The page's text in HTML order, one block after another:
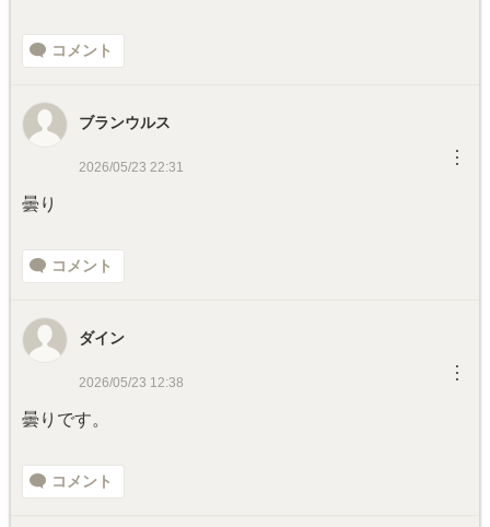
コメント
ブランウルス
2026/05/23 22:31 ︙
曇り
コメント
ダイン
2026/05/23 12:38 ︙
曇りです。
コメント